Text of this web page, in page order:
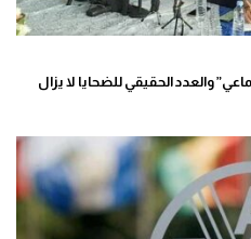
والعدد الحقيقي للضحايا لا يزال